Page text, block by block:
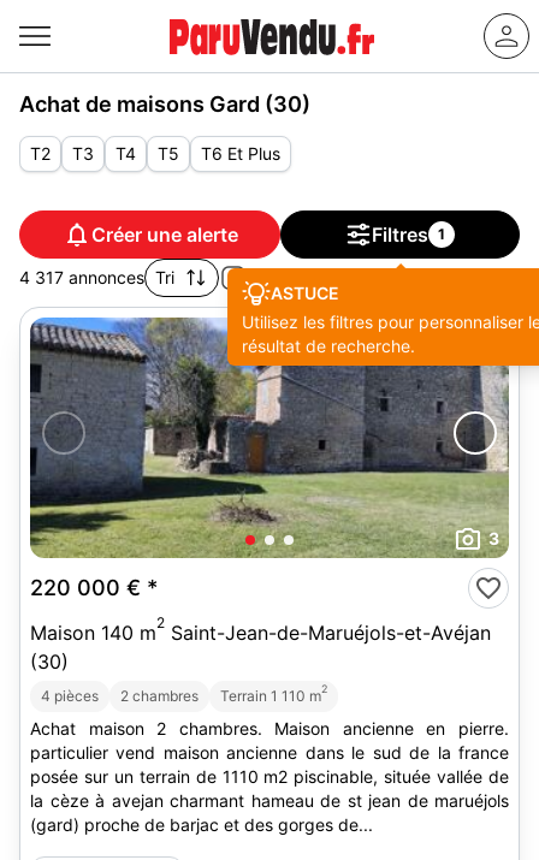
Achat de maisons Gard (30)
T2 T3 T4 T5 T6 Et Plus
Créer une alerte Filtres 1
ASTUCE
Utilisez les filtres pour personnaliser
résultat de recherche.
4 317 annonces Tri
3
220 000 € *
Maison 140 m2 Saint-Jean-de-Maruéjols-et-Avéjan
(30)
4 pièces 2 chambres Terrain 1 110 m2
Achat maison 2 chambres. Maison ancienne en pierre.
particulier vend maison ancienne dans le sud de la france
posée sur un terrain de 1110 m2 piscinable, située vallée de
la cèze à avejan charmant hameau de st jean de maruéjols
(gard) proche de barjac et des gorges de...